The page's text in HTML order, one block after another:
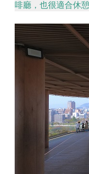
啡廳，也很適合休憩